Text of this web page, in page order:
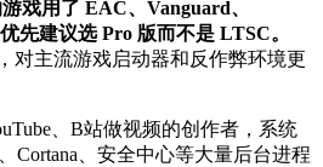
戏用了 EAC、Vanguard、
先建议选 Pro 版而不是 LTSC。
对主流游戏启动器和反作弊环境更
、B站做视频的创作者，系统
Cortana、安全中心等大量后台进程